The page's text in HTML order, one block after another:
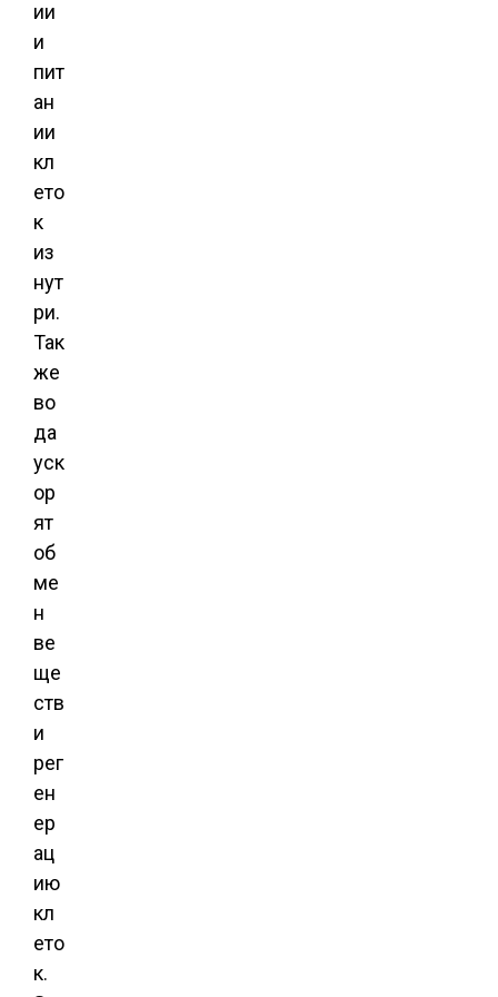
ии
и
пит
ан
ии
кл
ето
к
из
нут
ри.
Так
же
во
да
уск
ор
ят
об
ме
н
ве
ще
ств
и
рег
ен
ер
ац
ию
кл
ето
к.